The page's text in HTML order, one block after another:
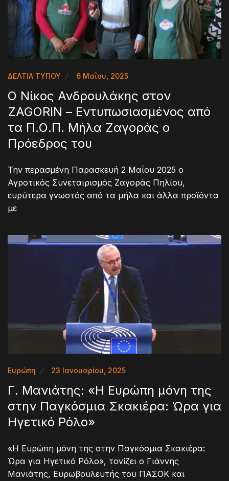
ΔΕΛΤΙΑ ΤΥΠΟΥ 6 Μαΐου, 2025
Ο Νίκος Ανδρουλάκης στον
ZAGORIN – Εντυπωσιασμένος από
τα Π.Ο.Π. Μήλα Ζαγοράς ο
Πρόεδρος του
Την περασμένη Παρασκευή 2 Μαΐου 2025 ο
Αγροτικός Συνεταιρισμός Ζαγοράς Πηλίου,
ευρύτερα γνωστός από τα μήλα και άλλα προϊόντα
με
Ευρώπη 23 Ιανουαρίου, 2025
Γ. Μανιάτης: «H Ευρώπη μόνη της
στην Παγκόσμια Σκακιέρα: Ώρα για
Ηγετικό Ρόλο»
«H Ευρώπη μόνη της στην Παγκόσμια Σκακιέρα:
Ώρα για Ηγετικό Ρόλο», τονίζει ο Γιάννης
Μανιάτης, Ευρωβουλευτής του ΠΑΣΟΚ και